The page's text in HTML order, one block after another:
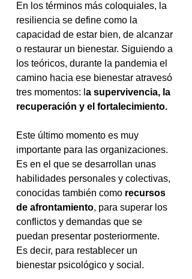
En los términos más coloquiales, la
resiliencia se define como la
capacidad de estar bien, de alcanzar
o restaurar un bienestar. Siguiendo a
los teóricos, durante la pandemia el
camino hacia ese bienestar atravesó
tres momentos: l a supervivencia, la
recuperación y el fortalecimiento.
Este último momento es muy
importante para las organizaciones.
Es en el que se desarrollan unas
habilidades personales y colectivas,
conocidas también como recursos
de afrontamiento, para superar los
conflictos y demandas que se
puedan presentar posteriormente.
Es decir, para restablecer un
bienestar psicológico y social.